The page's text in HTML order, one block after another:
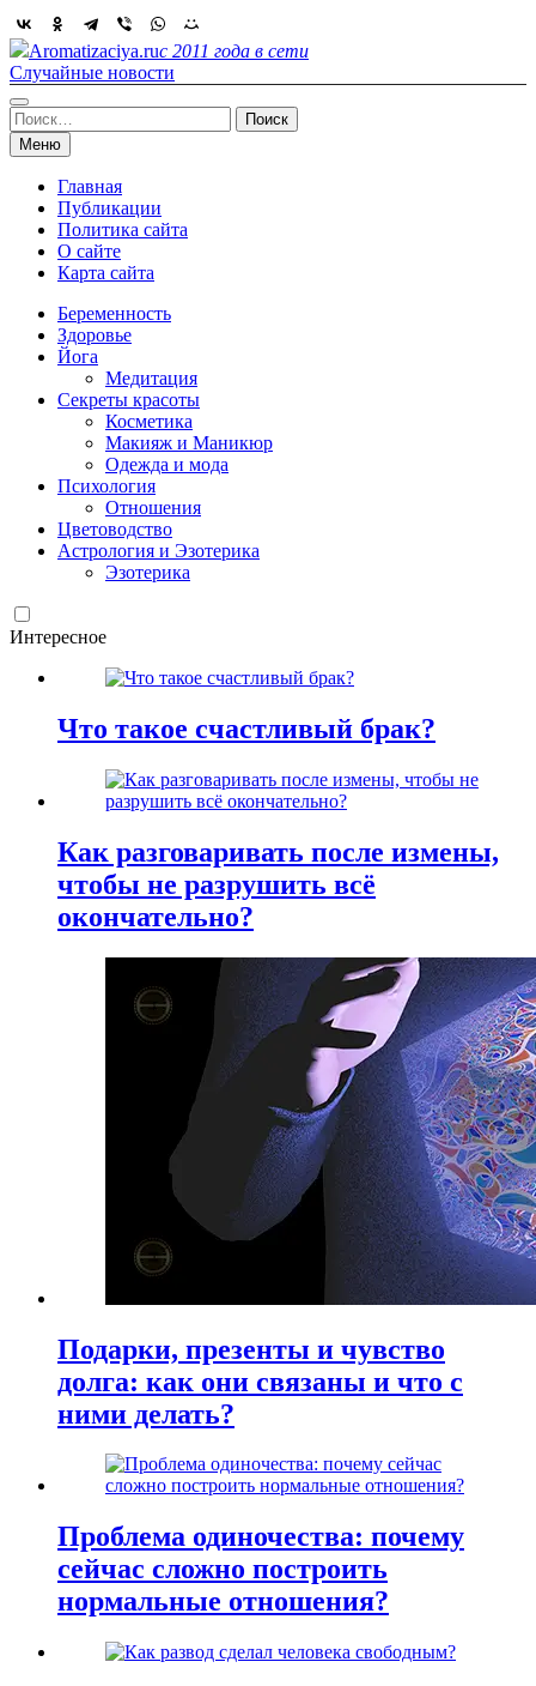
Skip
to
content
Aromatizaciya.ruс 2011 года в сети
Случайные новости
Найти:
Меню
Главная
Публикации
Политика сайта
О сайте
Карта сайта
Беременность
Здоровье
Йога
Медитация
Секреты красоты
Косметика
Макияж и Маникюр
Одежда и мода
Психология
Отношения
Цветоводство
Астрология и Эзотерика
Эзотерика
Интересное
Что такое счастливый брак?
Как разговаривать после измены,
чтобы не разрушить всё
окончательно?
Подарки, презенты и чувство
долга: как они связаны и что с
ними делать?
Проблема одиночества: почему
сейчас сложно построить
нормальные отношения?